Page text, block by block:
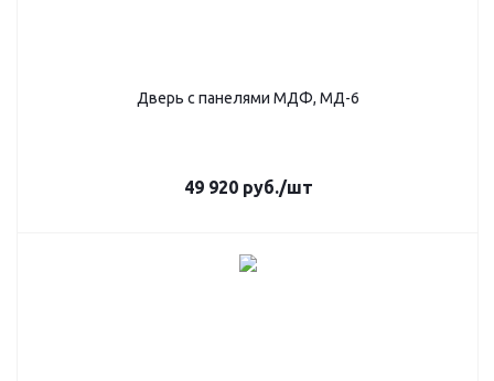
Дверь с панелями МДФ, МД-6
49 920руб./шт